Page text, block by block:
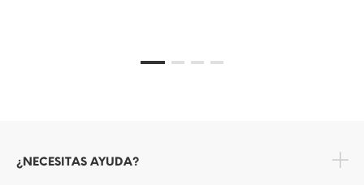
¿NECESITAS AYUDA?